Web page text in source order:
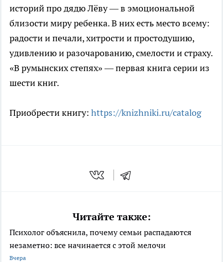
историй про дядю Лёву — в эмоциональной
близости миру ребенка. В них есть место всему:
радости и печали, хитрости и простодушию,
удивлению и разочарованию, смелости и страху.
«В румынских степях» — первая книга серии из
шести книг.
Приобрести книгу: https://knizhniki.ru/catalog
Читайте также:
Психолог объяснила, почему семьи распадаются
незаметно: все начинается с этой мелочи
Вчера